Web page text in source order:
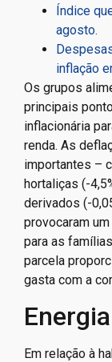
Índice
agosto.
inflação
Os grupos
principais
inflacionária
renda. As
importantes –
hortaliças (-
derivados (-
provocaram
para as
parcela
gasta com a
Em relação à